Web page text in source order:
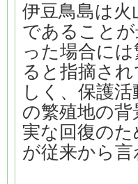
伊豆鳥島は
であること
った場合に
ると指摘さ
しく、保護
の繁殖地の
実な回復の
が従来から